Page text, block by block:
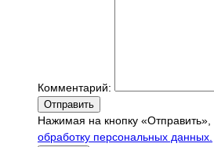
Комментарий:
Отправить
Нажимая на кнопку
обработку персональных данных.